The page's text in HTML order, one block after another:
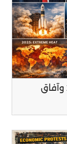
تحليل المتغيرات الدولية في 2025 وآفاق